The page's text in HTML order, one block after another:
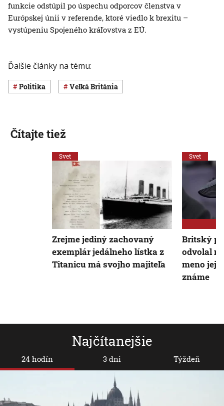
funkcie odstúpil po úspechu odporcov členstva v
Európskej únii v referende, ktoré viedlo k brexitu –
vystúpeniu Spojeného kráľovstva z EÚ.
Ďalšie články na tému:
Politika Veľká Británia
Najčítanejšie
24 hodín 3 dni Týždeň
Čítajte tiež
Svet
Zrejme jediný zachovaný
exemplár jedálneho lístka z
Titanicu má svojho majiteľa
Svet
Britský
odvolal
meno jej
známe